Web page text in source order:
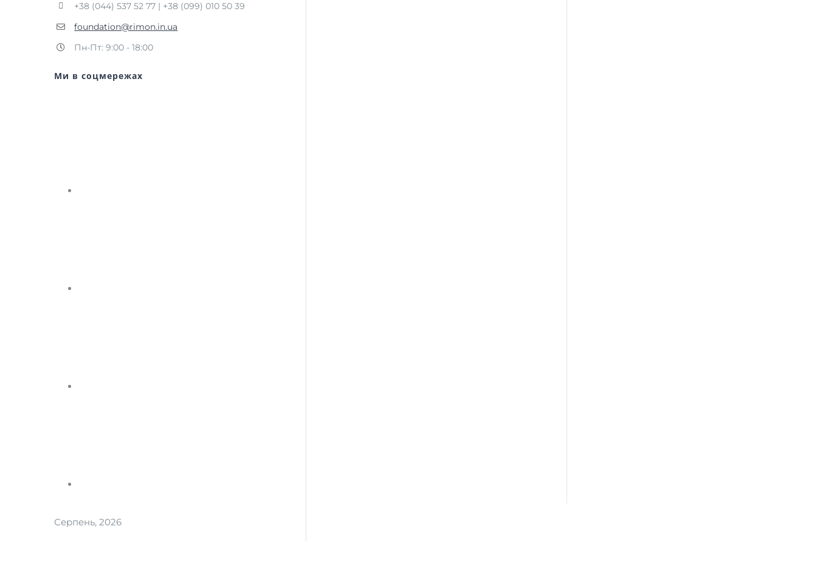
+38 (044) 537 52 77 | +38 (099) 010 50 39
foundation@rimon.in.ua
Пн-Пт: 9:00 - 18:00
Ми в соцмережах
Серпень, 2026